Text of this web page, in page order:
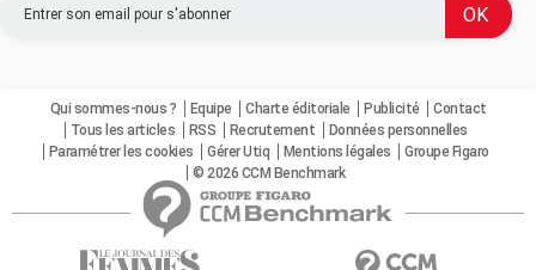
Qui sommes-nous ? Equipe Charte éditoriale Publicité
Contact
Tous les articles
RSS Recrutement
Données personnelles
Paramétrer les cookies
Gérer Utiq Mentions légales
Groupe Figaro
© 2026 CCM Benchmark